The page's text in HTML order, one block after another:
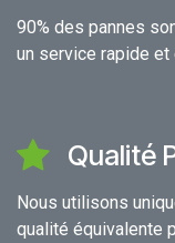
90% des pannes
un service rapide et
Qualité
Nous utilisons
qualité équivalente